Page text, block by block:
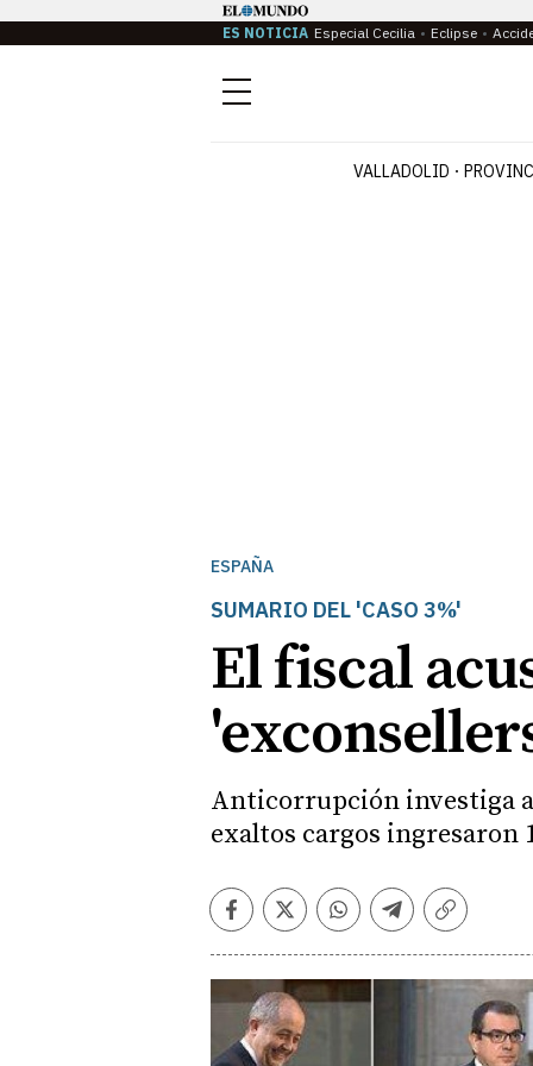
ES NOTICIA Especial Cecilia Eclipse
Menú
VALLADOLID
ESPAÑA
SUMARIO DEL 'CASO 3%'
El fiscal
Anticorrupción investiga a
exaltos cargos ingresaron
Facebook
TwitterWhatsapp
Telegram
Copiar